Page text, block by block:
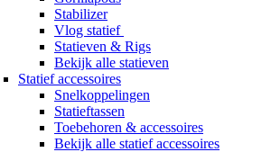
Stabilizer
Vlog statief
Statieven & Rigs
Bekijk alle statieven
Statief accessoires
Snelkoppelingen
Statieftassen
Toebehoren & accessoires
Bekijk alle statief accessoires